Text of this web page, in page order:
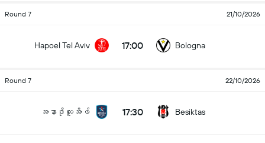
Round 7 21/10/2026
Hapoel Tel Aviv 17:00 Bologna
Round 7 22/10/2026
အနာဒိုလူးအိဖ် 17:30 Besiktas